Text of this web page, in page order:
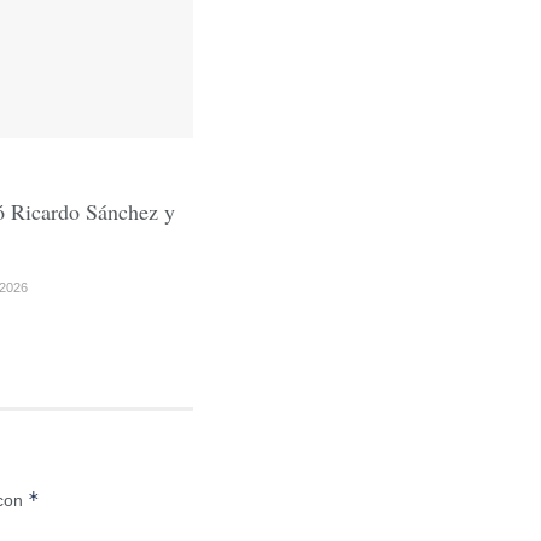
Sánchez y
*